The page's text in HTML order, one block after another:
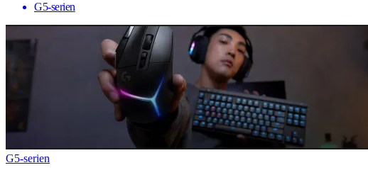
G5-serien
G5-serien